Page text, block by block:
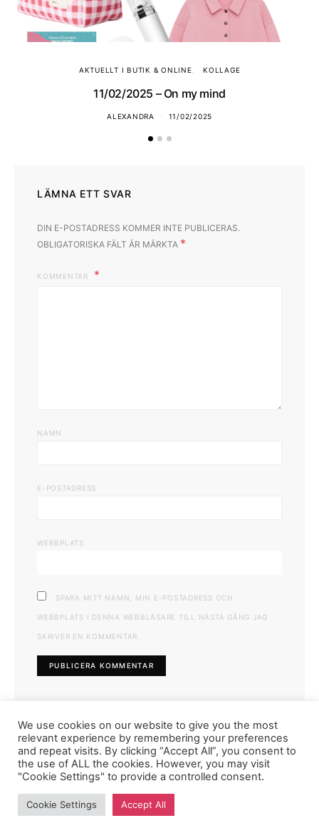
AKTUELLT I BUTIK & ONLINE KOLLAGE
11/02/2025 – On my mind
ALEXANDRA 11/02/2025
LÄMNA ETT SVAR
DIN E-POSTADRESS KOMMER INTE PUBLICERAS.
OBLIGATORISKA FÄLT ÄR MÄRKTA *
KOMMENTAR
NAMN
E-POSTADRESS
WEBBPLATS
SPARA MITT NAMN, MIN E-POSTADRESS OCH
WEBBPLATS I DENNA WEBBLÄSARE TILL NÄSTA GÅNG JAG
SKRIVER EN KOMMENTAR.
FASHIONINK.SE
We use cookies on our website to give you the most
relevant experience by remembering your preferences
and repeat visits. By clicking “Accept All”, you consent to
the use of ALL the cookies. However, you may visit
"Cookie Settings" to provide a controlled consent.
Cookie Settings Accept All